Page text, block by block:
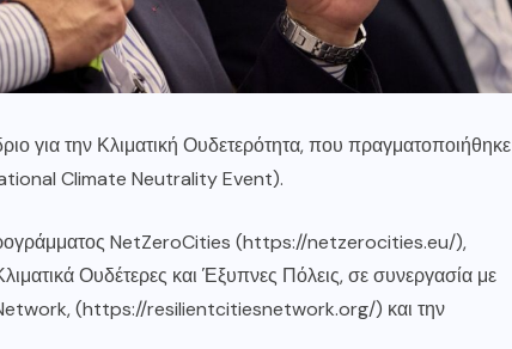
για την Κλιματική Ουδετερότητα, που πραγματοποιήθηκε
Climate Neutrality Event).
NetZeroCities (https://netzerocities.eu/),
Ουδέτερες και Έξυπνες Πόλεις, σε συνεργασία με
(https://resilientcitiesnetwork.org/) και την